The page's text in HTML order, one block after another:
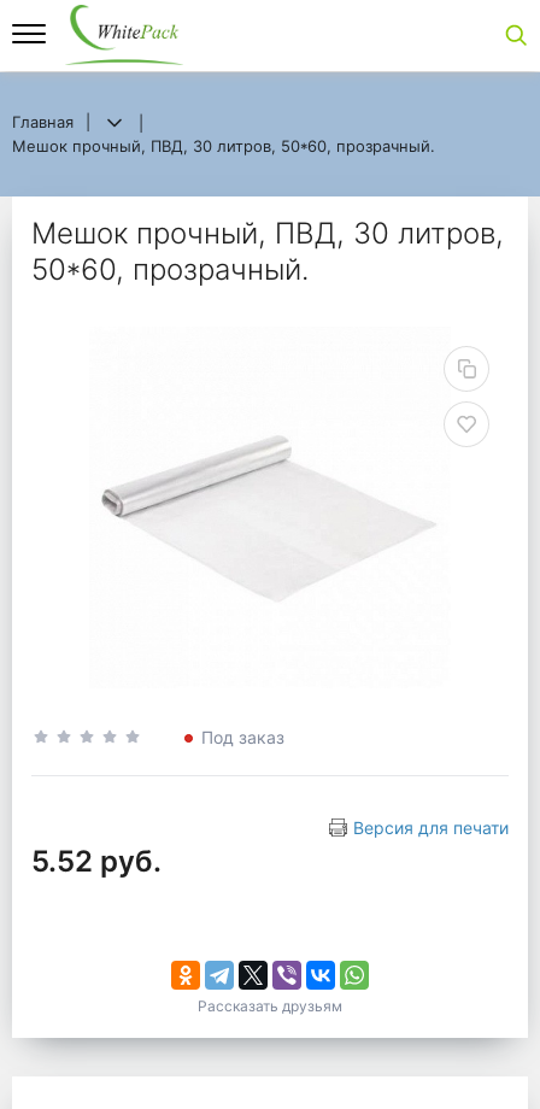
Мешок прочный, ПВД, 30 литров, 50*60, прозрачный.
Мешок прочный,
Главная
Мешок прочный, ПВД, 30 литров, 50*60, прозрачный.
Мешок прочный, ПВД, 30 литров,
50*60, прозрачный.
Под заказ
Версия для печати
5.52 руб.
Рассказать друзьям